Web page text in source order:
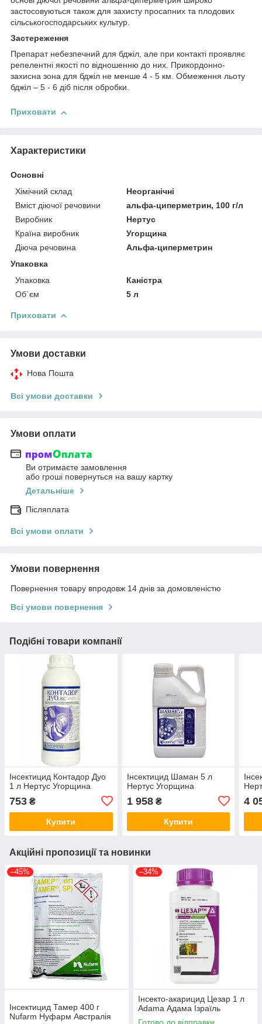
застосовуються також для захисту просапних та плодових
сільськогосподарських культур.
Застереження
Препарат небезпечний для бджіл, але при контакті проявляє
репелентні якості по відношенню до них. Прикордонно-
захисна зона для бджіл не менше 4 - 5 км. Обмеження льоту
бджіл – 5 - 6 діб після обробки.
Приховати
Характеристики
Основні
Хімічний склад
Неорганічні
Вміст діючої речовини
альфа-циперметрин, 100 г/л
Виробник
Нертус
Країна виробник
Угорщина
Діюча речовина
Альфа-циперметрин
Упаковка
Упаковка
Каністра
Об`єм
5 л
Приховати
Умови доставки
Нова Пошта
Всі умови доставки
Умови оплати
Ви отримаєте замовлення
або гроші повернуться на вашу картку
Детальніше
Післяплата
Всі умови оплати
Умови повернення
Повернення товару впродовж 14 днів за домовленістю
Всі умови повернення
Подібні товари компанії
Інсектицид Контадор Дуо
1 л Нертус Угорщина
753 ₴
Купити
Інсектицид Шаман 5 л
Нертус Угорщина
1 958₴
Купити
4
Акційні пропозиції та новинки
–45%
Інсектицид Тамер 400 г
Nufarm Нуфарм Австралія
–34%
Інсекто-акарицид Цезар 1 л
Adama Адама Ізраїль